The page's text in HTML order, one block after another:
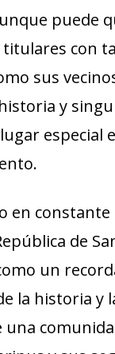
puede
con
sus
y
especial
en constante
de
un
la historia y
una